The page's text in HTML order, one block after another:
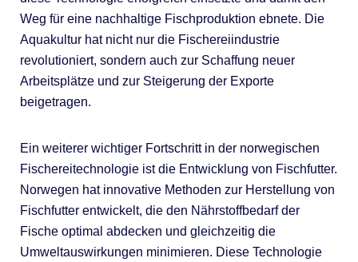
Weg für eine nachhaltige Fischproduktion ebnete. Die
Aquakultur hat nicht nur die Fischereiindustrie
revolutioniert, sondern auch zur Schaffung neuer
Arbeitsplätze und zur Steigerung der Exporte
beigetragen.
Ein weiterer wichtiger Fortschritt in der norwegischen
Fischereitechnologie ist die Entwicklung von Fischfutter.
Norwegen hat innovative Methoden zur Herstellung von
Fischfutter entwickelt, die den Nährstoffbedarf der
Fische optimal abdecken und gleichzeitig die
Umweltauswirkungen minimieren. Diese Technologie